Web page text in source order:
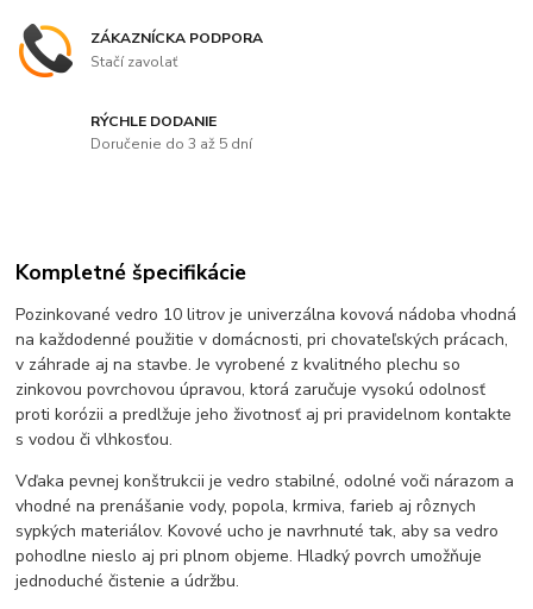
ZÁKAZNÍCKA PODPORA
Stačí zavolať
RÝCHLE DODANIE
Doručenie do 3 až 5 dní
Kompletné špecifikácie
Pozinkované vedro 10 litrov je univerzálna kovová nádoba vhodná
na každodenné použitie v domácnosti, pri chovateľských prácach,
v záhrade aj na stavbe. Je vyrobené z kvalitného plechu so
zinkovou povrchovou úpravou, ktorá zaručuje vysokú odolnosť
proti korózii a predlžuje jeho životnosť aj pri pravidelnom kontakte
s vodou či vlhkosťou.
Vďaka pevnej konštrukcii je vedro stabilné, odolné voči nárazom a
vhodné na prenášanie vody, popola, krmiva, farieb aj rôznych
sypkých materiálov. Kovové ucho je navrhnuté tak, aby sa vedro
pohodlne nieslo aj pri plnom objeme. Hladký povrch umožňuje
jednoduché čistenie a údržbu.